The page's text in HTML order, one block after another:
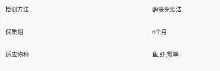
检测方法 酶联免疫法
保质期 6个月
适应物种 鱼,虾,蟹等